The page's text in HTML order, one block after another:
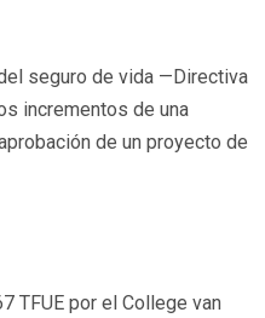
seguro de vida —Directiva
incrementos de una
de un proyecto de
TFUE por el College van